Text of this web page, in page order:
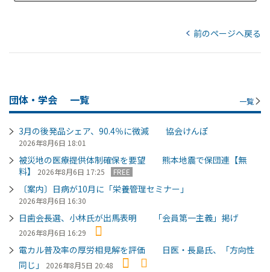
前のページへ戻る
団体・学会 一覧 一覧
3月の後発品シェア、90.4％に微減 協会けんぽ
2026年8月6日 18:01
被災地の医療提供体制確保を要望 熊本地震で保団連【無
料】
2026年8月6日 17:25 FREE
〔案内〕日病が10月に「栄養管理セミナー」
2026年8月6日 16:30
日歯会長選、小林氏が出馬表明 「会員第一主義」掲げ
2026年8月6日 16:29
電カル普及率の厚労相見解を評価 日医・長島氏、「方向性
同じ」
2026年8月5日 20:48